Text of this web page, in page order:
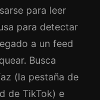
para leer
para detectar
a un feed
Busca
(la pestaña de
de TikTok) e